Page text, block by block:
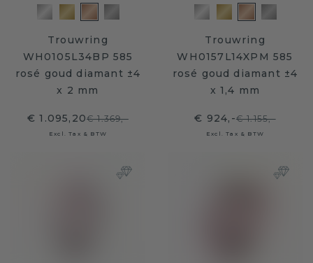
Trouwring
WH0105L34BP 585
rosé goud diamant ±4
x 2 mm
€ 1.095,20€ 1.369,-
Excl. Tax & BTW
Trouwring
WH0157L14XPM 585
rosé goud diamant ±4
x 1,4 mm
€ 924,-€ 1.155,-
Excl. Tax & BTW